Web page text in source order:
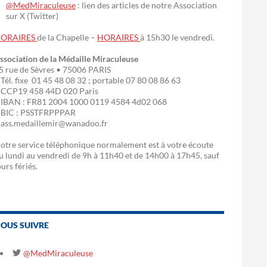
@MedMiraculeuse : lien des articles de notre Association
sur X (Twitter)
de la Chapelle – HORAIRESà 15h30 le vendredi.
de la Médaille Miraculeuse
rue de Sèvres • 75006 PARIS
fixe 01 45 48 08 32 ; portable 07 80 08 86 63
458 44D 020 Paris
: FR81 2004 1000 0119 4584 4d02 068
: PSSTFRPPPAR
service téléphonique normalement est à votre écoute
lundi au vendredi de 9h à 11h40 et de 14h00 à 17h45, sauf
fériés.
SUIVRE
@MedMiraculeuse